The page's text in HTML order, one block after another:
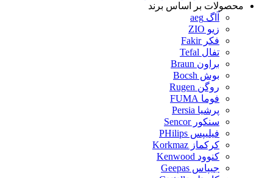
محصولات بر اساس برند
آاگ aeg
زیو ZIO
فکر Fakir
تفال Tefal
براون Braun
بوش Bocsh
روگن Rugen
فوما FUMA
پرشیا Persia
سنکور Sencor
فیلیپس PHilips
کرکماز Korkmaz
کنوود Kenwood
جیپاس Geepas